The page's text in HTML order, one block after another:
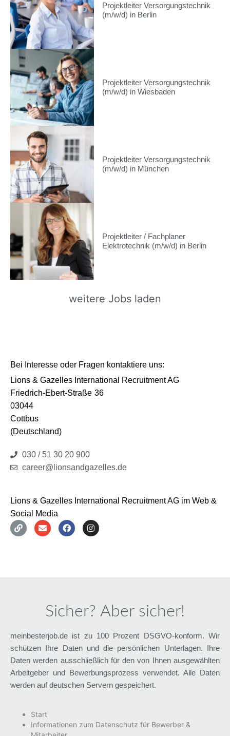
Projektleiter Versorgungstechnik
(m/w/d) in Berlin
Projektleiter Versorgungstechnik
(m/w/d) in Wiesbaden
Projektleiter Versorgungstechnik
(m/w/d) in München
Projektleiter / Fachplaner
Elektrotechnik (m/w/d) in Berlin
weitere Jobs laden
Bei Interesse oder Fragen kontaktiere uns:
Lions & Gazelles International Recruitment AG
Friedrich-Ebert-Straße 36
03044
Cottbus
(Deutschland)
030 / 51 30 20 900
career@lionsandgazelles.de
Lions & Gazelles International Recruitment AG im Web &
Social Media
Sicher? Aber sicher!
meinbesterjob.de ist zu 100 Prozent DSGVO-konform. Wir
schützen Ihre Daten und die persönlichen Unterlagen. Ihre
Daten werden ausschließlich für den von Ihnen ausgewählten
Arbeitgeber und Bewerbungsprozess verwendet. Alle Daten
werden auf deutschen Servern gespeichert.
Start
Informationen zum Datenschutz für Bewerber &